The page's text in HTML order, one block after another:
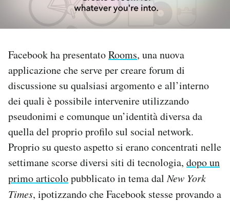
NEWSLETTER
I MIEI PREFERITI
SHOP
AREA PERSONALE
Area Personale
Newsletter
Facebook ha presentatoRooms, una nuova
applicazione che serve per creare forum di
discussione su qualsiasi argomento e all’interno
dei quali è possibile intervenire utilizzando
pseudonimi e comunque un’identità diversa da
quella del proprio profilo sul social network.
Proprio su questo aspetto si erano concentrati nelle
settimane scorse diversi siti di tecnologia, dopo un
primo articolopubblicato in tema dalNew York
Times, ipotizzando che Facebook stesse provando a